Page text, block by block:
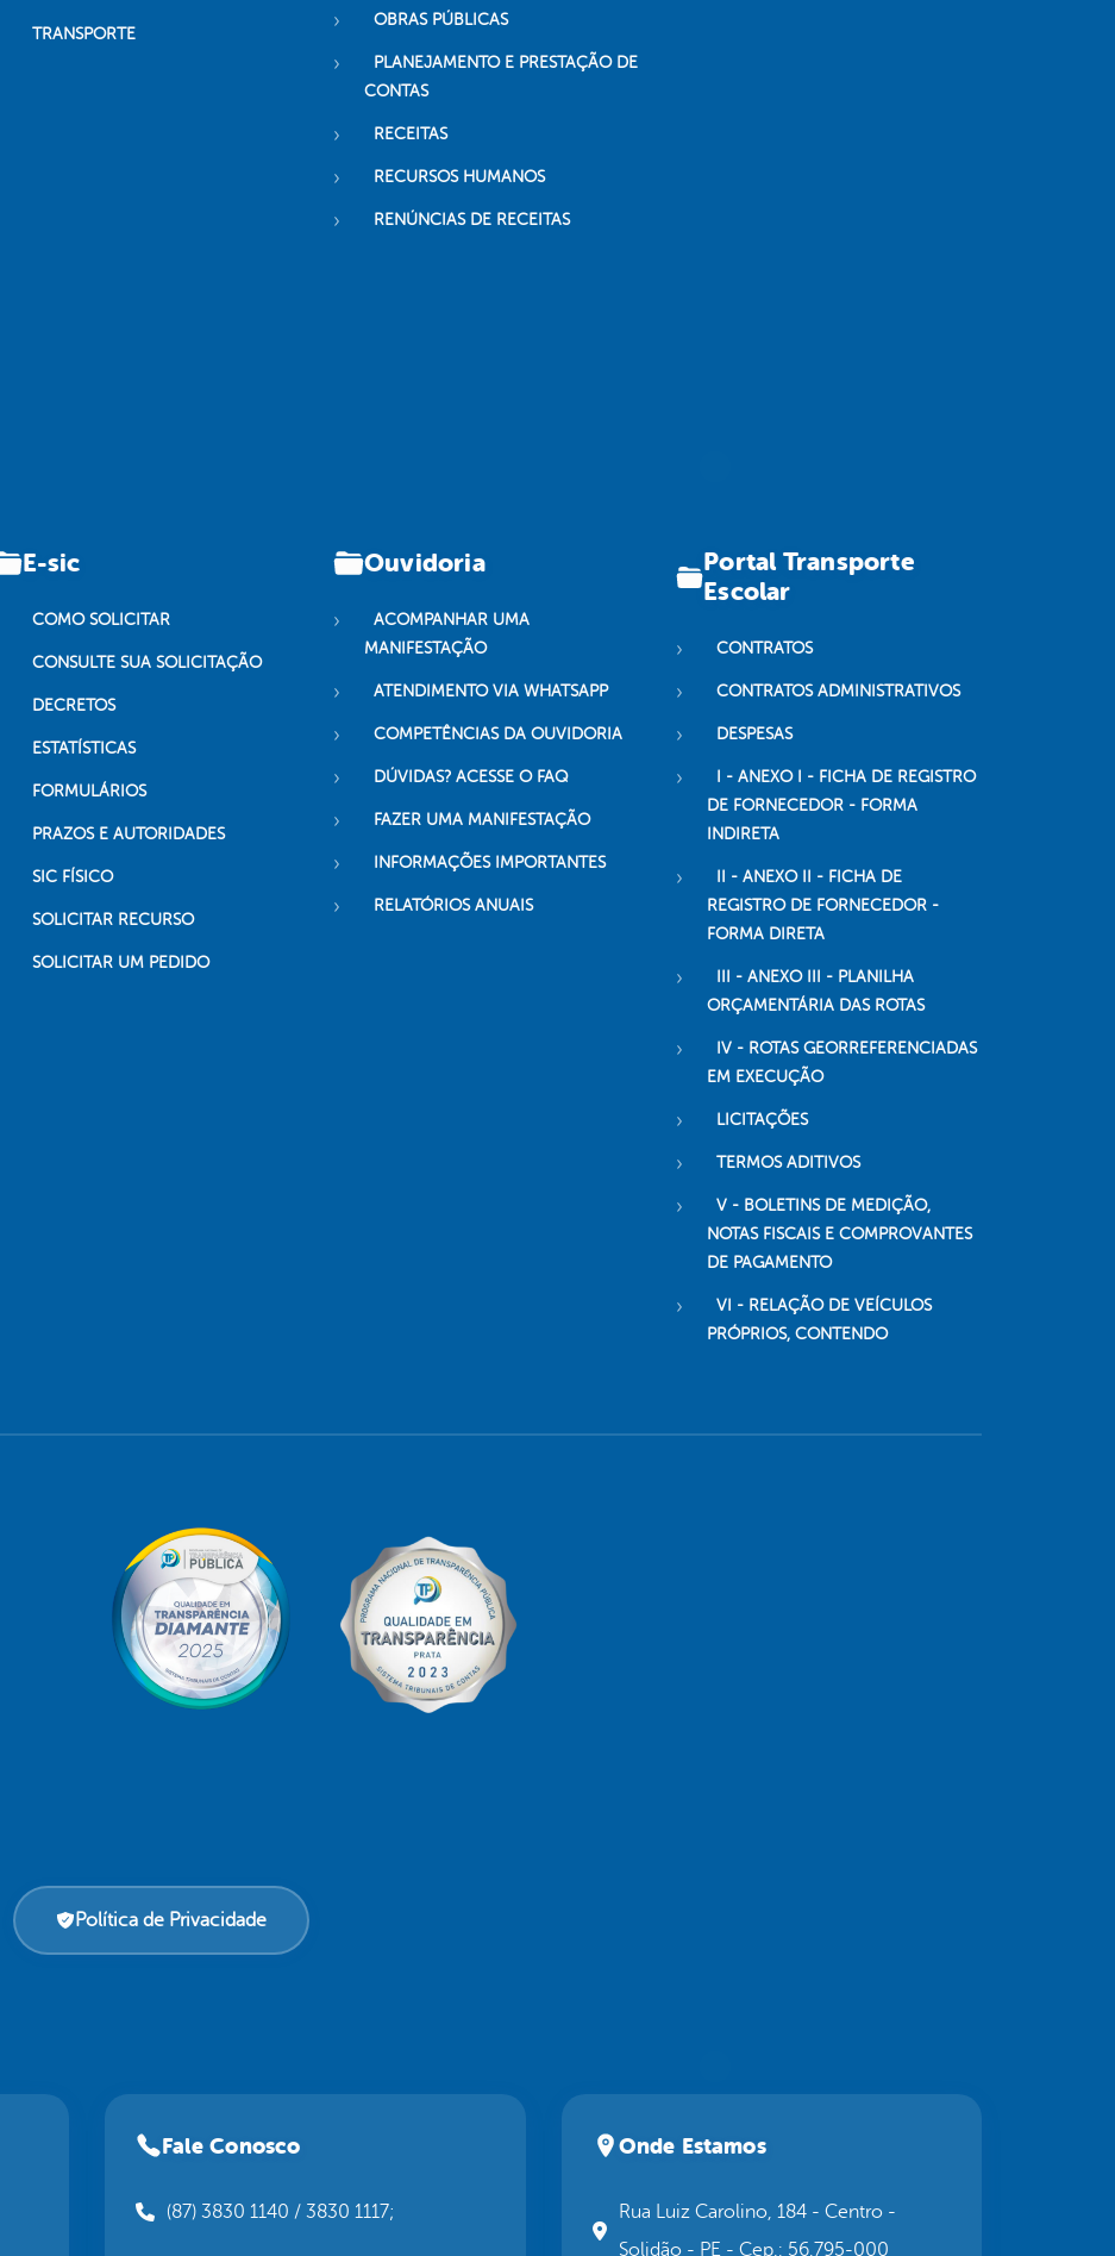
TRANSPORTE
OBRAS PÚBLICAS
PLANEJAMENTO E PRESTAÇÃO DE
CONTAS
RECEITAS
RECURSOS HUMANOS
RENÚNCIAS DE RECEITAS
E-sic
COMO SOLICITAR
CONSULTE SUA SOLICITAÇÃO
DECRETOS
ESTATÍSTICAS
FORMULÁRIOS
PRAZOS E AUTORIDADES
SIC FÍSICO
SOLICITAR RECURSO
SOLICITAR UM PEDIDO
Ouvidoria
ACOMPANHAR UMA
MANIFESTAÇÃO
ATENDIMENTO VIA WHATSAPP
COMPETÊNCIAS DA OUVIDORIA
DÚVIDAS? ACESSE O FAQ
FAZER UMA MANIFESTAÇÃO
INFORMAÇÕES IMPORTANTES
RELATÓRIOS ANUAIS
Portal Transporte
Escolar
CONTRATOS
CONTRATOS ADMINISTRATIVOS
DESPESAS
I - ANEXO I - FICHA DE REGISTRO
DE FORNECEDOR - FORMA
INDIRETA
II - ANEXO II - FICHA DE
REGISTRO DE FORNECEDOR -
FORMA DIRETA
III - ANEXO III - PLANILHA
ORÇAMENTÁRIA DAS ROTAS
IV - ROTAS GEORREFERENCIADAS
EM EXECUÇÃO
LICITAÇÕES
TERMOS ADITIVOS
V - BOLETINS DE MEDIÇÃO,
NOTAS FISCAIS E COMPROVANTES
DE PAGAMENTO
VI - RELAÇÃO DE VEÍCULOS
PRÓPRIOS, CONTENDO
Política de Privacidade
Fale Conosco
(87) 3830 1140 / 3830 1117;
Onde Estamos
Rua Luiz Carolino, 184 - Centro -
Solidão - PE - Cep.: 56.795-000